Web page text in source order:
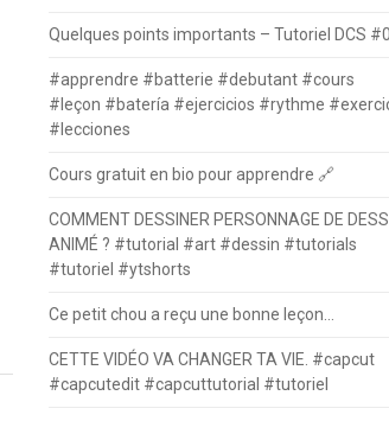
Quelques points importants – Tutoriel DCS #0
#apprendre #batterie #debutant #cours
#leçon #batería #ejercicios #rythme
#lecciones
Cours gratuit en bio pour apprendre 🔗
COMMENT DESSINER PERSONNAGE DE
ANIMÉ ? #tutorial #art #dessin #tutorials
#tutoriel #ytshorts
Ce petit chou a reçu une bonne leçon…
CETTE VIDÉO VA CHANGER TA VIE. #capcut
#capcutedit #capcuttutorial #tutoriel